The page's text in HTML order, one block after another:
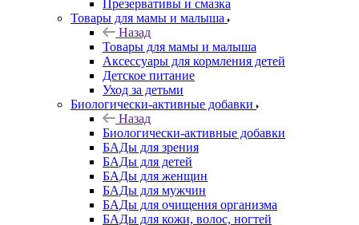
Презервативы и смазка
Товары для мамы и малыша
Назад
Товары для мамы и малыша
Аксессуары для кормления детей
Детское питание
Уход за детьми
Биологически-активные добавки
Назад
Биологически-активные добавки
БАДы для зрения
БАДы для детей
БАДы для женщин
БАДы для мужчин
БАДы для очищения организма
БАДы для кожи, волос, ногтей